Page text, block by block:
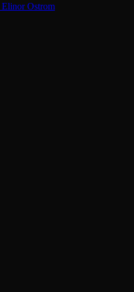
Elinor Ostrom